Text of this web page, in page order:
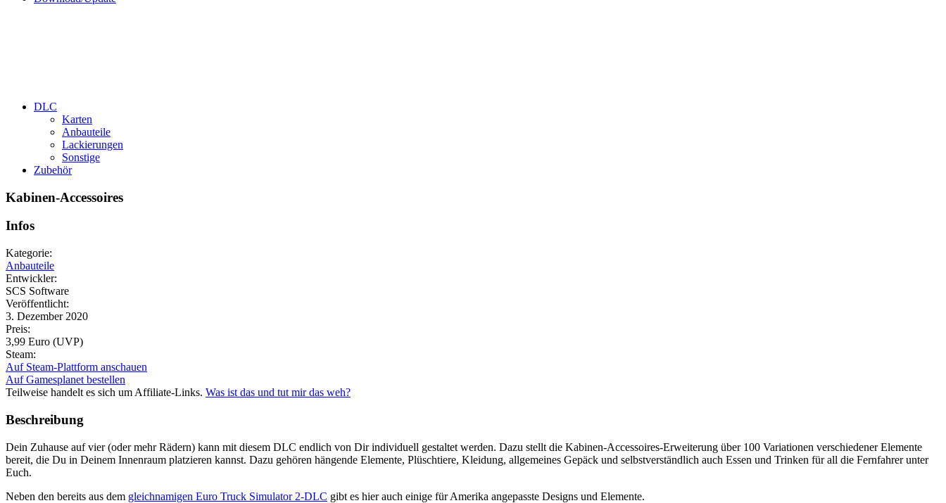
DLC
Karten
Anbauteile
Lackierungen
Sonstige
Zubehör
Kabinen-Accessoires
Infos
Kategorie:
Anbauteile
Entwickler:
SCS Software
Veröffentlicht:
3. Dezember 2020
Preis:
3,99 Euro (UVP)
Steam:
Auf Steam-Plattform anschauen
Auf Gamesplanet bestellen
Teilweise handelt es sich um Affiliate-Links. Was ist das und tut mir das weh?
Beschreibung
Dein Zuhause auf vier (oder mehr Rädern) kann mit diesem DLC endlich von Dir individuell gestaltet werden. Dazu stellt die Kabinen-Accessoires-Erweiterung über 100 Variationen verschiedener Elemente
bereit, die Du in Deinem Innenraum platzieren kannst. Dazu gehören hängende Elemente, Plüschtiere, Kleidung, allgemeines Gepäck und selbstverständlich auch Essen und Trinken für all die Fernfahrer unter
Euch.
Neben den bereits aus dem gleichnamigen Euro Truck Simulator 2-DLC gibt es hier auch einige für Amerika angepasste Designs und Elemente.